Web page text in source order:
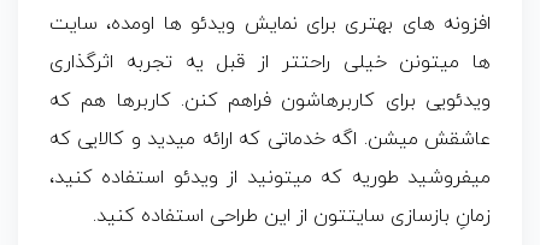
افزونه های بهتری برای نمایش ویدئو ها اومده، سایت
ها میتونن خیلی راحتتر از قبل یه تجربه اثرگذاری
ویدئویی برای کاربرهاشون فراهم کنن. کاربرها هم که
عاشقش میشن. اگه خدماتی که ارائه میدید و کالایی که
میفروشید طوریه که میتونید از ویدئو استفاده کنید،
زمانِ بازسازی سایتتون از این طراحی استفاده کنید.